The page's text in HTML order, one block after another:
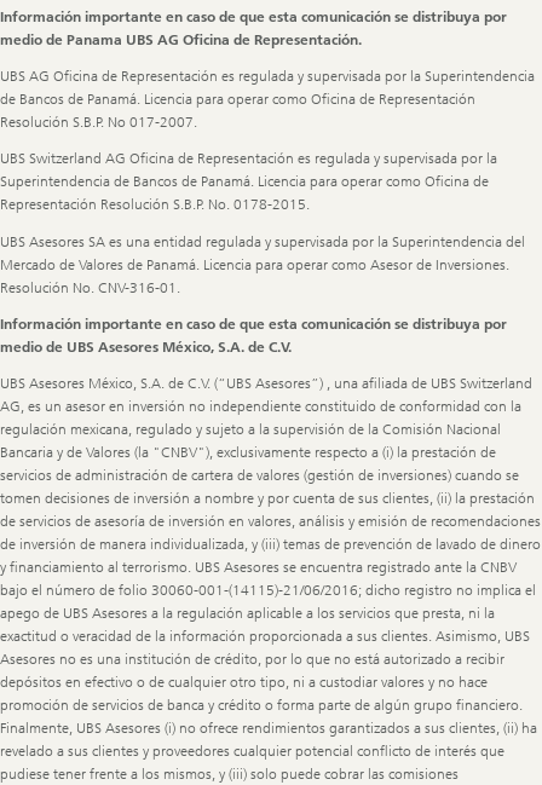
Información importante en caso de que esta comunicación se distribuya por
medio de Panama UBS AG Oficina de Representación.
UBS AG Oficina de Representación es regulada y supervisada por la Superintendencia
de Bancos de Panamá. Licencia para operar como Oficina de Representación
Resolución S.B.P. No 017-2007.
UBS Switzerland AG Oficina de Representación es regulada y supervisada por la
Superintendencia de Bancos de Panamá. Licencia para operar como Oficina de
Representación Resolución S.B.P. No. 0178-2015.
UBS Asesores SA es una entidad regulada y supervisada por la Superintendencia del
Mercado de Valores de Panamá. Licencia para operar como Asesor de Inversiones.
Resolución No. CNV-316-01.
Información importante en caso de que esta comunicación se distribuya por
medio de UBS Asesores México, S.A. de C.V.
UBS Asesores México, S.A. de C.V. (“UBS Asesores”) , una afiliada de UBS Switzerland
AG, es un asesor en inversión no independiente constituido de conformidad con la
regulación mexicana, regulado y sujeto a la supervisión de la Comisión Nacional
Bancaria y de Valores (la "CNBV"), exclusivamente respecto a (i) la prestación de
servicios de administración de cartera de valores (gestión de inversiones) cuando se
tomen decisiones de inversión a nombre y por cuenta de sus clientes, (ii) la prestación
de servicios de asesoría de inversión en valores, análisis y emisión de recomendaciones
de inversión de manera individualizada, y (iii) temas de prevención de lavado de dinero
y financiamiento al terrorismo. UBS Asesores se encuentra registrado ante la CNBV
bajo el número de folio 30060-001-(14115)-21/06/2016; dicho registro no implica el
apego de UBS Asesores a la regulación aplicable a los servicios que presta, ni la
exactitud o veracidad de la información proporcionada a sus clientes. Asimismo, UBS
Asesores no es una institución de crédito, por lo que no está autorizado a recibir
depósitos en efectivo o de cualquier otro tipo, ni a custodiar valores y no hace
promoción de servicios de banca y crédito o forma parte de algún grupo financiero.
Finalmente, UBS Asesores (i) no ofrece rendimientos garantizados a sus clientes, (ii) ha
revelado a sus clientes y proveedores cualquier potencial conflicto de interés que
pudiese tener frente a los mismos, y (iii) solo puede cobrar las comisiones